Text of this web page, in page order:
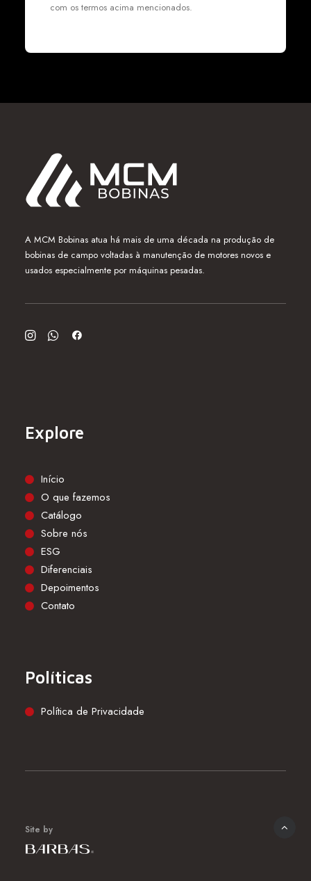
com os termos acima mencionados.
A MCM Bobinas atua há mais de uma década na produção de
bobinas de campo voltadas à manutenção de motores novos e
usados especialmente por máquinas pesadas.
Explore
Início
O que fazemos
Catálogo
Sobre nós
ESG
Diferenciais
Depoimentos
Contato
Políticas
Política de Privacidade
Site by